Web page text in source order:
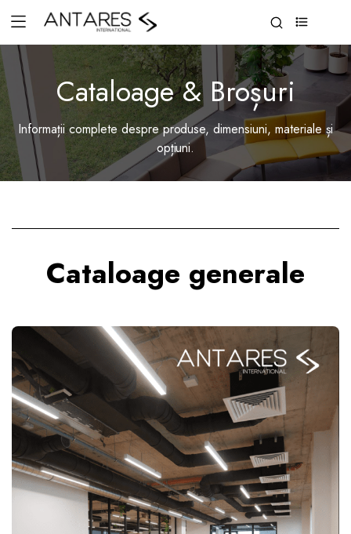
Cataloage & Broșuri
Informații complete despre produse, dimensiuni, materiale și
opțiuni.
Cataloage generale